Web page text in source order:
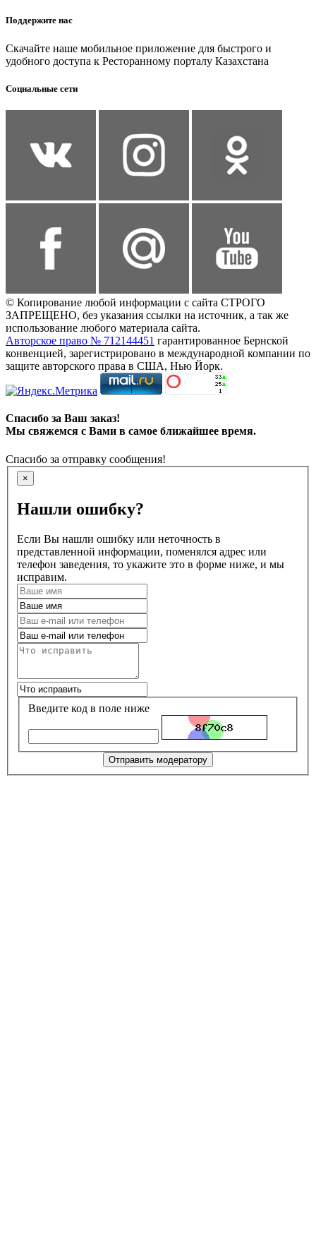
Поддержите нас
Скачайте наше мобильное приложение для быстрого и
удобного доступа к Ресторанному порталу Казахстана
Социальные сети
© Копирование любой информации с сайта СТРОГО
ЗАПРЕЩЕНО, без указания ссылки на источник, а так же
использование любого материала сайта.
Авторское право № 712144451 гарантированное Бернской
конвенцией, зарегистрировано в международной компании по
защите авторского права в США, Нью Йорк.
Спасибо за Ваш заказ!
Мы свяжемся с Вами в самое ближайшее время.
Спасибо за отправку сообщения!
×
Нашли ошибку?
Если Вы нашли ошибку или неточность в
представленной информации, поменялся адрес или
телефон заведения, то укажите это в форме ниже, и мы
исправим.
Введите код в поле ниже
Отправить модератору